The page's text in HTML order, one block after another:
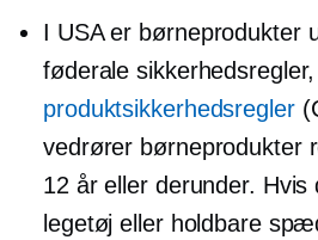
I USA er børneprodukter
føderale
produktsikkerhedsregler
vedrører børneprodukter
12 år eller derunder.
legetøj eller holdbare